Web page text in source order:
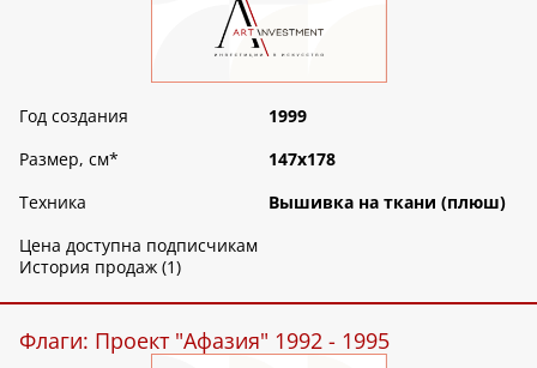
Год создания
1999
Размер, см*
147х178
Техника
Вышивка на ткани (плюш)
Цена доступна подписчикам
История продаж (1)
Флаги: Проект "Афазия" 1992 - 1995